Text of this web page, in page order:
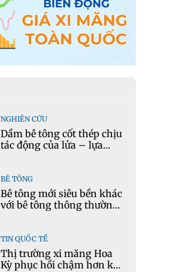
NGHIÊN CỨU
Dầm bê tông cốt thép chịu
tác động của lửa – lựa
BÊ TÔNG
Bê tông mới siêu bền khác
với bê tông thông thường
TIN QUỐC TẾ
Thị trường xi măng Hoa
Kỳ phục hồi chậm hơn kỳ